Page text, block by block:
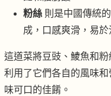
粉絲 則是中國傳統
成，口感爽滑，易於
這道菜將豆豉、鯪魚和
利用了它們各自的風味
味可口的佳餚。